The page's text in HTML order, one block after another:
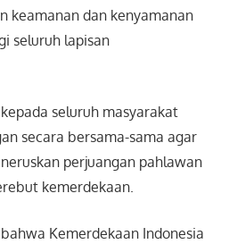
keamanan dan kenyamanan
seluruh lapisan
seluruh masyarakat
secara bersama-sama agar
perjuangan pahlawan
kemerdekaan.
Kemerdekaan Indonesia